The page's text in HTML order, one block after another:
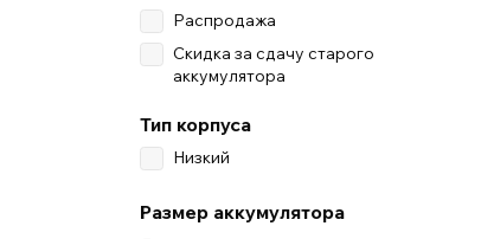
Распродажа
Скидка за сдачу старого
аккумулятора
Тип корпуса
Низкий
Размер аккумулятора